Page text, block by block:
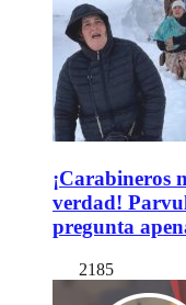
¡Carabineros
verdad!
pregunta
2185